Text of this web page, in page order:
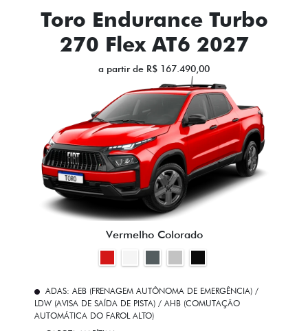
Toro Endurance Turbo
270 Flex AT6 2027
a partir de R$ 167.490,00
Vermelho Colorado
ADAS: AEB (FRENAGEM AUTÔNOMA DE EMERGÊNCIA) /
LDW (AVISA DE SAÍDA DE PISTA) / AHB (COMUTAÇÃO
AUTOMÁTICA DO FAROL ALTO)